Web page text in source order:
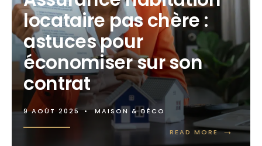
locataire pas chère :
astuces pour
économiser sur son
contrat
9 AOÛT 2025 • MAISON & DÉCO
READ MORE →